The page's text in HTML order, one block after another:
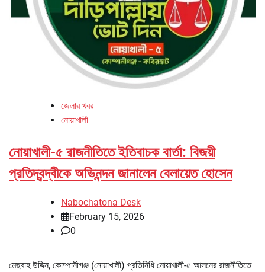
জেলার খবর
নোয়াখালী
নোয়াখালী-৫ রাজনীতিতে ইতিবাচক বার্তা: বিজয়ী
প্রতিদ্বন্দ্বীকে অভিনন্দন জানালেন বেলায়েত হোসেন
Nabochatona Desk
February 15, 2026
0
মেছবাহ উদ্দিন, কোম্পানীগঞ্জ (নোয়াখালী) প্রতিনিধি নোয়াখালী-৫ আসনের রাজনীতিতে